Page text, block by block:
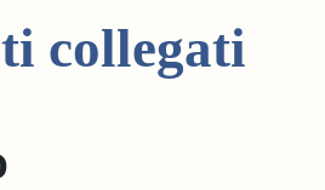
collegati